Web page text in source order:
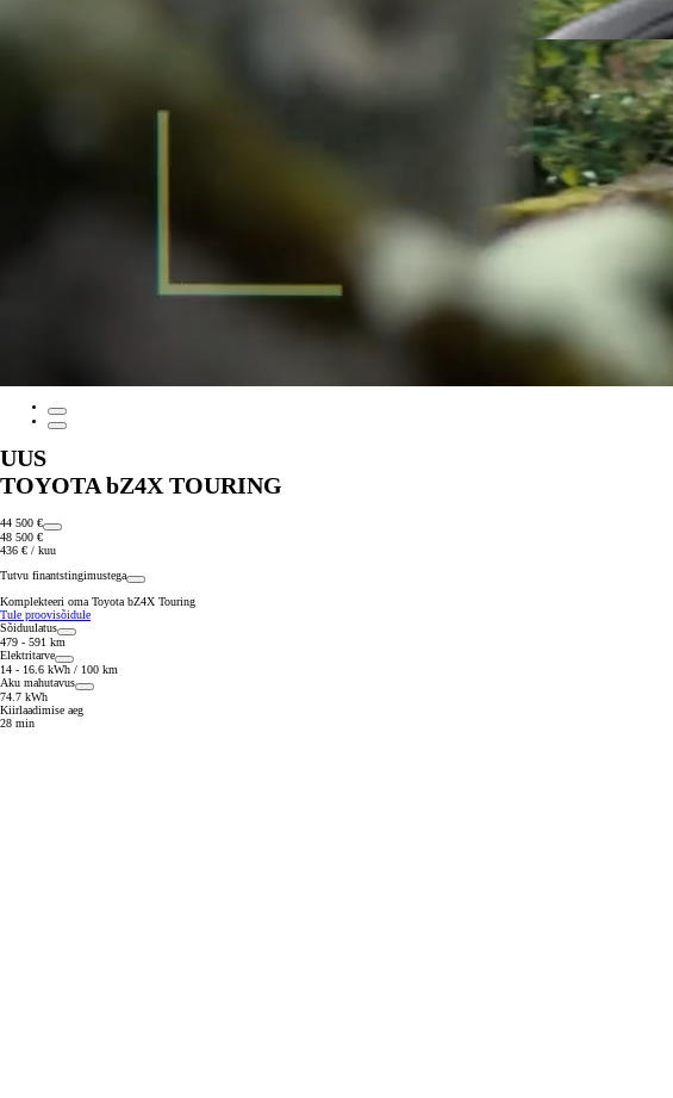
UUS
TOYOTA bZ4X TOURING
44 500 €
48 500 €
436 € / kuu
Tutvu finantstingimustega
Komplekteeri oma Toyota bZ4X Touring
Tule proovisõidule
Sõiduulatus
479 - 591 km
Elektritarve
14 - 16.6 kWh / 100 km
Aku mahutavus
74.7 kWh
Kiirlaadimise aeg
28 min